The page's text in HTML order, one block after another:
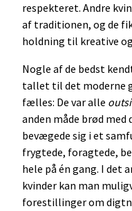
respekteret. Andre
af traditionen, og de
holdning til kreative
Nogle af de bedst
tallet til det moderne
fælles: De var alle
anden måde brød
bevægede sig i et
frygtede, foragtede,
hele på én gang. I det
kvinder kan man
forestillinger om